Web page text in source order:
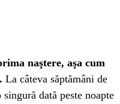
naştere, aşa cum
La câteva săptămâni de
dată peste noapte